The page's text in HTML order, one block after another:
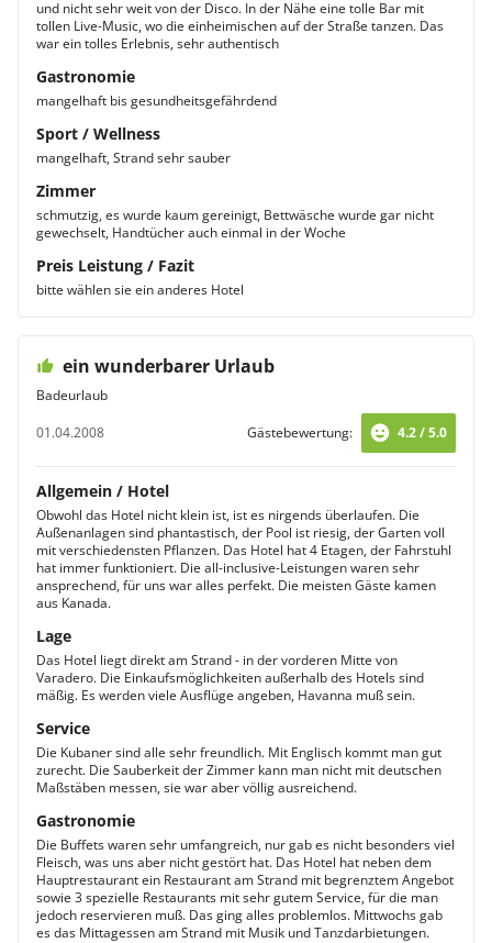
und nicht sehr weit von der Disco. In der Nähe eine tolle Bar mit
tollen Live-Music, wo die einheimischen auf der Straße tanzen. Das
war ein tolles Erlebnis, sehr authentisch
Gastronomie
mangelhaft bis gesundheitsgefährdend
Sport / Wellness
mangelhaft, Strand sehr sauber
Zimmer
schmutzig, es wurde kaum gereinigt, Bettwäsche wurde gar nicht
gewechselt, Handtücher auch einmal in der Woche
Preis Leistung / Fazit
bitte wählen sie ein anderes Hotel
ein wunderbarer Urlaub
Badeurlaub
01.04.2008
Gästebewertung: 4.2 / 5.0
Allgemein / Hotel
Obwohl das Hotel nicht klein ist, ist es nirgends überlaufen. Die
Außenanlagen sind phantastisch, der Pool ist riesig, der Garten voll
mit verschiedensten Pflanzen. Das Hotel hat 4 Etagen, der Fahrstuhl
hat immer funktioniert. Die all-inclusive-Leistungen waren sehr
ansprechend, für uns war alles perfekt. Die meisten Gäste kamen
aus Kanada.
Lage
Das Hotel liegt direkt am Strand - in der vorderen Mitte von
Varadero. Die Einkaufsmöglichkeiten außerhalb des Hotels sind
mäßig. Es werden viele Ausflüge angeben, Havanna muß sein.
Service
Die Kubaner sind alle sehr freundlich. Mit Englisch kommt man gut
zurecht. Die Sauberkeit der Zimmer kann man nicht mit deutschen
Maßstäben messen, sie war aber völlig ausreichend.
Gastronomie
Die Buffets waren sehr umfangreich, nur gab es nicht besonders viel
Fleisch, was uns aber nicht gestört hat. Das Hotel hat neben dem
Hauptrestaurant ein Restaurant am Strand mit begrenztem Angebot
sowie 3 spezielle Restaurants mit sehr gutem Service, für die man
jedoch reservieren muß. Das ging alles problemlos. Mittwochs gab
es das Mittagessen am Strand mit Musik und Tanzdarbietungen.